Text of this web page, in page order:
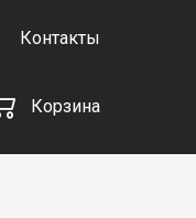
Контакты
Корзина